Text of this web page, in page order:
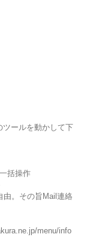
ールを動かして下
括操作
由。その旨Mail連絡
menu/info